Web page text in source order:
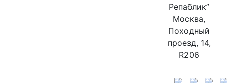
Репаблик”
Москва,
Походный
проезд, 14,
R206